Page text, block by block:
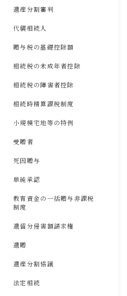
遺産分割審判
代襲相続人
贈与税の基礎控除額
相続税の未成年者控除
相続税の障害者控除
相続時精算課税制度
小規模宅地等の特例
受贈者
死因贈与
単純承認
教育資金の一括贈与非課税
制度
遺留分侵害額請求権
遺贈
遺産分割協議
法定相続